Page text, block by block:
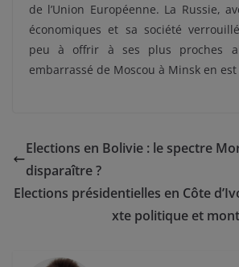
de l’Union Européenne. La Russie,
économiques et sa société
peu à offrir à ses plus proches
embarrassé de Moscou à Minsk en
Elections en Bolivie : le spectre
disparaître ?
Elections présidentielles en Côte
xte politique et